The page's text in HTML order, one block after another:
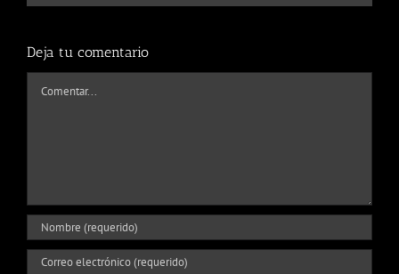
Deja tu comentario